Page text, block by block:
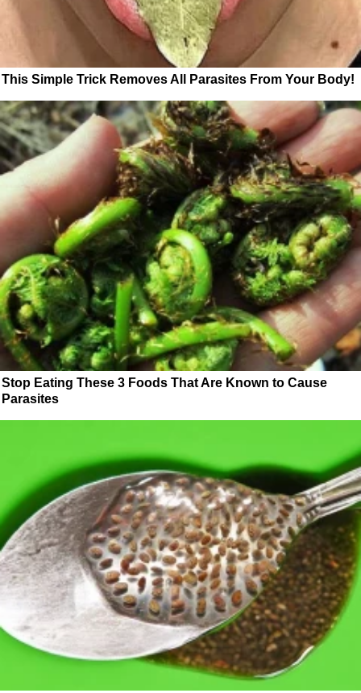
This Simple Trick Removes All Parasites From Your Body!
Stop Eating These 3 Foods That Are Known to Cause
Parasites